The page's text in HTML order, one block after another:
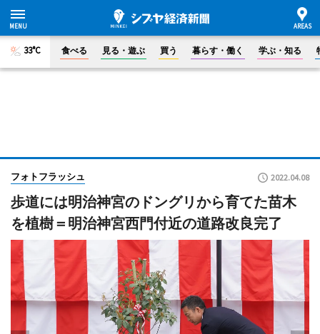
33°C 食べる 見る・遊ぶ 買う 暮らす・働く 学ぶ・知る
フォトフラッシュ 2022.04.08
歩道には明治神宮のドングリから育てた苗木
を植樹＝明治神宮西門付近の道路改良完了